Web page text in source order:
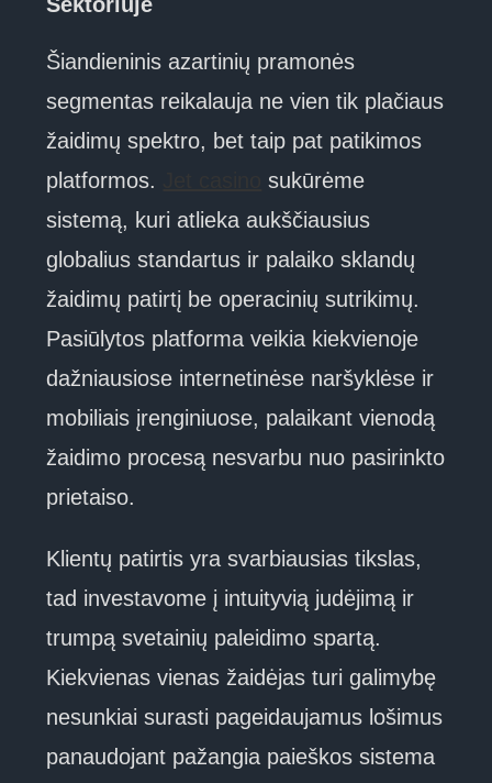
Šiandieninis azartinių pramonės
segmentas reikalauja ne vien tik plačiaus
žaidimų spektro, bet taip pat patikimos
platformos.
sukūrėme
sistemą, kuri atlieka aukščiausius
globalius standartus ir palaiko sklandų
žaidimų patirtį be operacinių sutrikimų.
Pasiūlytos platforma veikia kiekvienoje
dažniausiose internetinėse naršyklėse ir
mobiliais įrenginiuose, palaikant vienodą
žaidimo procesą nesvarbu nuo pasirinkto
prietaiso.
Klientų patirtis yra svarbiausias tikslas,
tad investavome į intuityvią judėjimą ir
trumpą svetainių paleidimo spartą.
Kiekvienas vienas žaidėjas turi galimybę
nesunkiai surasti pageidaujamus lošimus
panaudojant pažangia paieškos sistema